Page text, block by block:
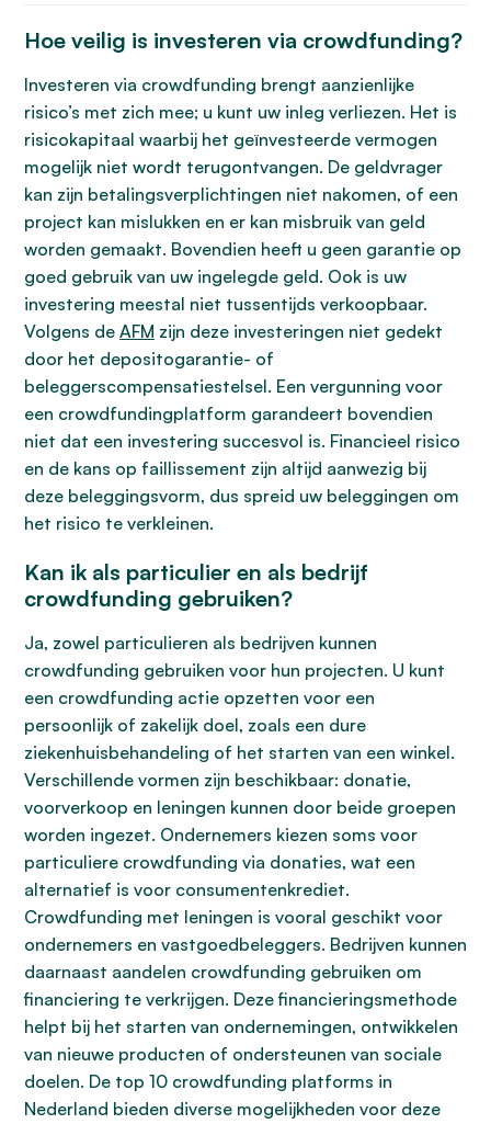
Hoe veilig is investeren via crowdfunding?
Investeren via crowdfunding brengt aanzienlijke
risico’s met zich mee; u kunt uw inleg verliezen. Het is
risicokapitaal waarbij het geïnvesteerde vermogen
mogelijk niet wordt terugontvangen. De geldvrager
kan zijn betalingsverplichtingen niet nakomen, of een
project kan mislukken en er kan misbruik van geld
worden gemaakt. Bovendien heeft u geen garantie op
goed gebruik van uw ingelegde geld. Ook is uw
investering meestal niet tussentijds verkoopbaar.
Volgens de AFM zijn deze investeringen niet gedekt
door het depositogarantie- of
beleggerscompensatiestelsel. Een vergunning voor
een crowdfundingplatform garandeert bovendien
niet dat een investering succesvol is. Financieel risico
en de kans op faillissement zijn altijd aanwezig bij
deze beleggingsvorm, dus spreid uw beleggingen om
het risico te verkleinen.
Kan ik als particulier en als bedrijf
crowdfunding gebruiken?
Ja, zowel particulieren als bedrijven kunnen
crowdfunding gebruiken voor hun projecten. U kunt
een crowdfunding actie opzetten voor een
persoonlijk of zakelijk doel, zoals een dure
ziekenhuisbehandeling of het starten van een winkel.
Verschillende vormen zijn beschikbaar: donatie,
voorverkoop en leningen kunnen door beide groepen
worden ingezet. Ondernemers kiezen soms voor
particuliere crowdfunding via donaties, wat een
alternatief is voor consumentenkrediet.
Crowdfunding met leningen is vooral geschikt voor
ondernemers en vastgoedbeleggers. Bedrijven kunnen
daarnaast aandelen crowdfunding gebruiken om
financiering te verkrijgen. Deze financieringsmethode
helpt bij het starten van ondernemingen, ontwikkelen
van nieuwe producten of ondersteunen van sociale
doelen. De top 10 crowdfunding platforms in
Nederland bieden diverse mogelijkheden voor deze